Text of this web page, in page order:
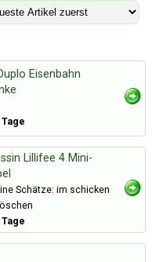
Eisenbahn
Lillifee 4 Mini-
Schätze: im schicken